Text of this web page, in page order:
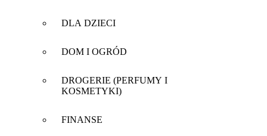
DLA DZIECI
DOM I OGRÓD
DROGERIE (PERFUMY I
KOSMETYKI)
FINANSE